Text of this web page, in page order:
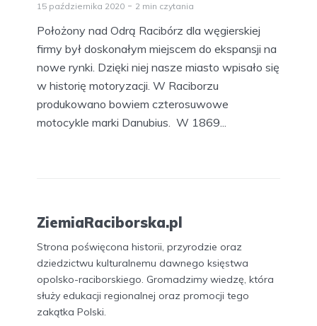
15 października 2020 2 min czytania
Położony nad Odrą Racibórz dla węgierskiej
firmy był doskonałym miejscem do ekspansji na
nowe rynki. Dzięki niej nasze miasto wpisało się
w historię motoryzacji. W Raciborzu
produkowano bowiem czterosuwowe
motocykle marki Danubius. W 1869...
ZiemiaRaciborska.pl
Strona poświęcona historii, przyrodzie oraz
dziedzictwu kulturalnemu dawnego księstwa
opolsko-raciborskiego. Gromadzimy wiedzę, która
służy edukacji regionalnej oraz promocji tego
zakątka Polski.